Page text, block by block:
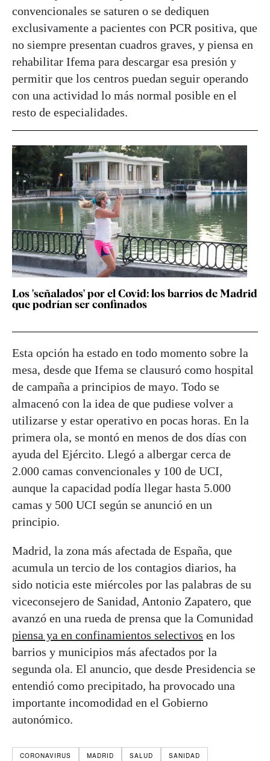
convencionales se saturen o se dediquen
exclusivamente a pacientes con PCR positiva, que
no siempre presentan cuadros graves, y piensa en
rehabilitar Ifema para descargar esa presión y
permitir que los centros puedan seguir operando
con una actividad lo más normal posible en el
resto de especialidades.
Los 'señalados' por el Covid: los barrios de Madrid
que podrían ser confinados
Esta opción ha estado en todo momento sobre la
mesa, desde que Ifema se clausuró como hospital
de campaña a principios de mayo. Todo se
almacenó con la idea de que pudiese volver a
utilizarse y estar operativo en pocas horas. En la
primera ola, se montó en menos de dos días con
ayuda del Ejército. Llegó a albergar cerca de
2.000 camas convencionales y 100 de UCI,
aunque la capacidad podía llegar hasta 5.000
camas y 500 UCI según se anunció en un
principio.
Madrid, la zona más afectada de España, que
acumula un tercio de los contagios diarios, ha
sido noticia este miércoles por las palabras de su
viceconsejero de Sanidad, Antonio Zapatero, que
avanzó en una rueda de prensa que la Comunidad
piensa ya en confinamientos selectivos en los
barrios y municipios más afectados por la
segunda ola. El anuncio, que desde Presidencia se
entendió como precipitado, ha provocado una
importante incomodidad en el Gobierno
autonómico.
CORONAVIRUS MADRID SALUD SANIDAD